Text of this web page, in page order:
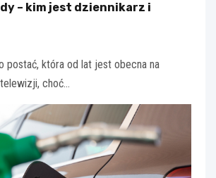
– kim jest dziennikarz i
postać, która od lat jest obecna na
choć…